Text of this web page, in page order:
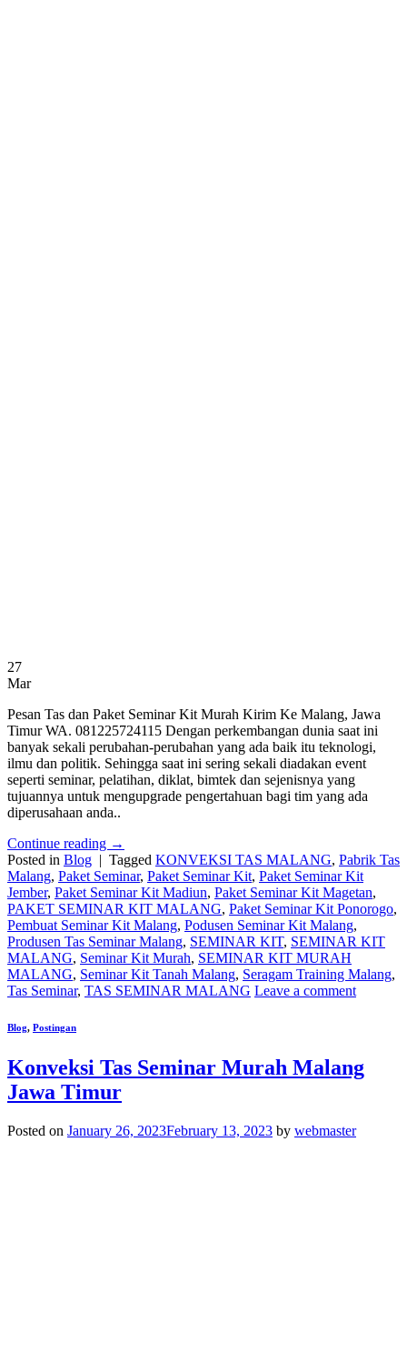
27
Mar
Pesan Tas dan Paket Seminar Kit Murah Kirim Ke Malang, Jawa
Timur WA. 081225724115 Dengan perkembangan dunia saat ini
banyak sekali perubahan-perubahan yang ada baik itu teknologi,
ilmu dan politik. Sehingga saat ini sering sekali diadakan event
seperti seminar, pelatihan, diklat, bimtek dan sejenisnya yang
tujuannya untuk mengupgrade pengertahuan bagi tim yang ada
diperusahaan anda..
Continue reading →
Posted in Blog | Tagged KONVEKSI TAS MALANG, Pabrik Tas
Malang, Paket Seminar, Paket Seminar Kit, Paket Seminar Kit
Jember, Paket Seminar Kit Madiun, Paket Seminar Kit Magetan,
PAKET SEMINAR KIT MALANG, Paket Seminar Kit Ponorogo,
Pembuat Seminar Kit Malang, Podusen Seminar Kit Malang,
Produsen Tas Seminar Malang, SEMINAR KIT, SEMINAR KIT
MALANG, Seminar Kit Murah, SEMINAR KIT MURAH
MALANG, Seminar Kit Tanah Malang, Seragam Training Malang,
Tas Seminar, TAS SEMINAR MALANG Leave a comment
Blog, Postingan
Konveksi Tas Seminar Murah Malang
Jawa Timur
Posted on January 26, 2023February 13, 2023 by webmaster